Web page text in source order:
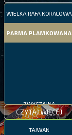
WIELKA RAFA KORALOWA
PARMA PLAMKOWANA
ZWYCZAJNA
CZYTAJ WIĘCEJ
TAJWAN